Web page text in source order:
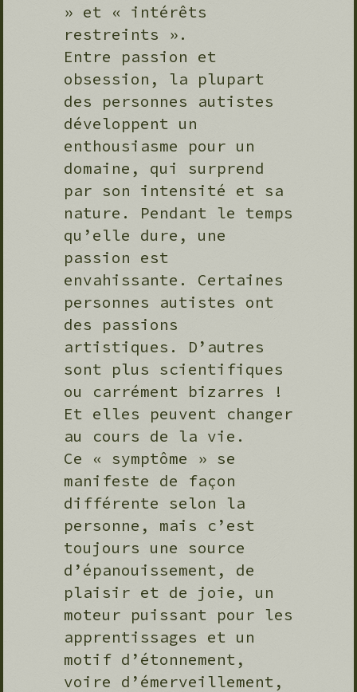
» et « intérêts
restreints ».
Entre passion et
obsession, la plupart
des personnes autistes
développent un
enthousiasme pour un
domaine, qui surprend
par son intensité et sa
nature. Pendant le temps
qu’elle dure, une
passion est
envahissante. Certaines
personnes autistes ont
des passions
artistiques. D’autres
sont plus scientifiques
ou carrément bizarres !
Et elles peuvent changer
au cours de la vie.
Ce « symptôme » se
manifeste de façon
différente selon la
personne, mais c’est
toujours une source
d’épanouissement, de
plaisir et de joie, un
moteur puissant pour les
apprentissages et un
motif d’étonnement,
voire d’émerveillement,